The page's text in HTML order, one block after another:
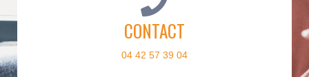
CONTACT
04 42 57 39 04